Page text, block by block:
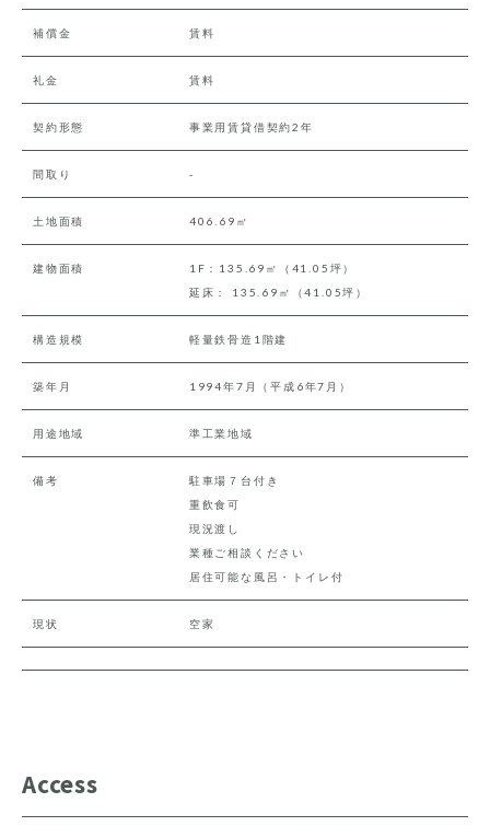
補償金 賃料
礼金 賃料
契約形態 事業用賃貸借契約2年
間取り ‐
土地面積 406.69㎡
建物面積
1F：135.69㎡（41.05坪）
延床： 135.69㎡（41.05坪）
構造規模 軽量鉄骨造1階建
築年月 1994年7月（平成6年7月）
用途地域 準工業地域
備考
駐車場７台付き
重飲食可
現況渡し
業種ご相談ください
居住可能な風呂・トイレ付
現状 空家
Access